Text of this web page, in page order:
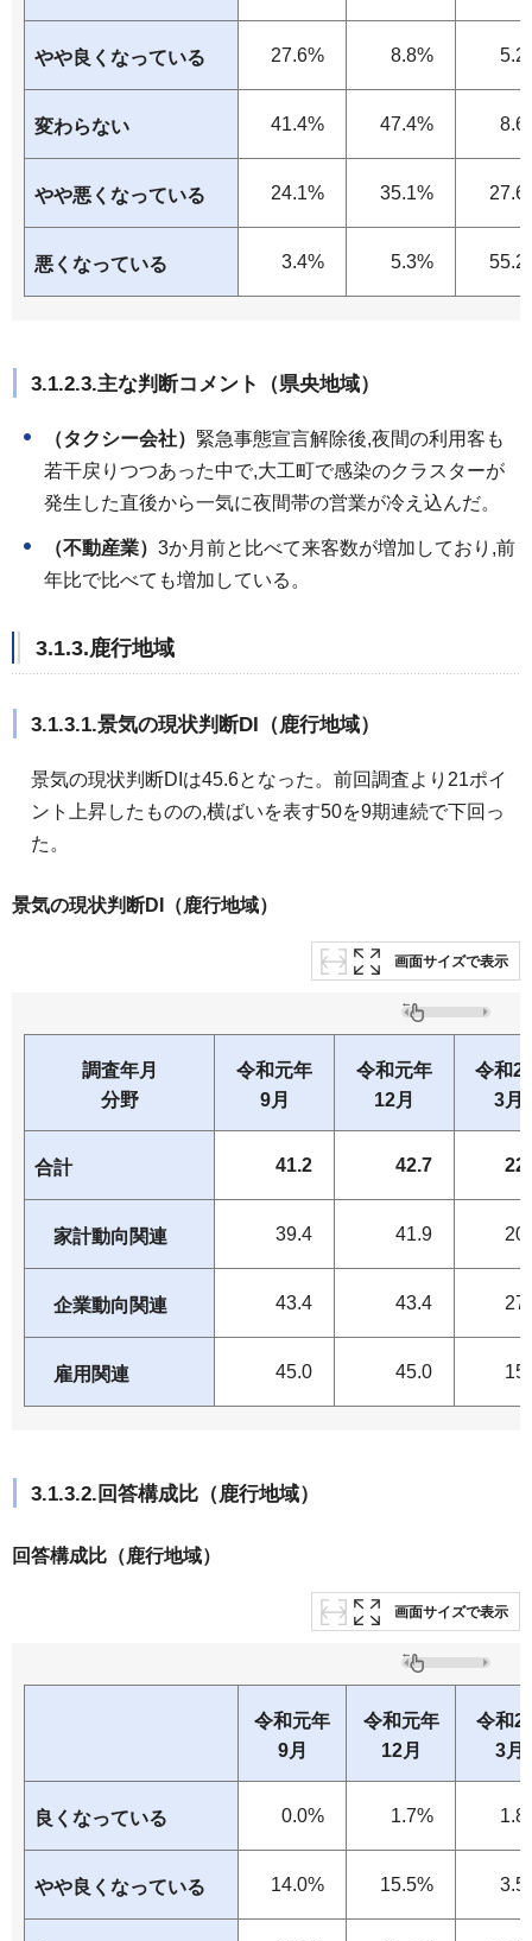
やや良くなっている 27.6% 8.8%
変わらない 41.4% 47.4%
やや悪くなっている 24.1% 35.1%
悪くなっている 3.4% 5.3%
3.1.2.3.主な判断コメント（県央地域）
（タクシー会社） 緊急事態宣言解除後,夜間の利用客も
若干戻りつつあった中で,大工町で感染のクラスターが
発生した直後から一気に夜間帯の営業が冷え込んだ。
（不動産業） 3か月前と比べて来客数が増加しており,前
年比で比べても増加している。
3.1.3.鹿行地域
3.1.3.1.景気の現状判断DI（鹿行地域）
景気の現状判断DIは45.6となった。前回調査より21ポイ
ント上昇したものの,横ばいを表す50を9期連続で下回っ
た。
景気の現状判断DI（鹿行地域）
画面サイズで表示
調査年月
分野
令和元年
9月
令和元年
12月
令和2
3月
合計 41.2 42.7
家計動向関連 39.4 41.9
企業動向関連 43.4 43.4
雇用関連 45.0 45.0
3.1.3.2.回答構成比（鹿行地域）
回答構成比（鹿行地域）
画面サイズで表示
令和元年
9月
令和元年
12月
令和2
3月
良くなっている 0.0% 1.7%
やや良くなっている 14.0% 15.5%